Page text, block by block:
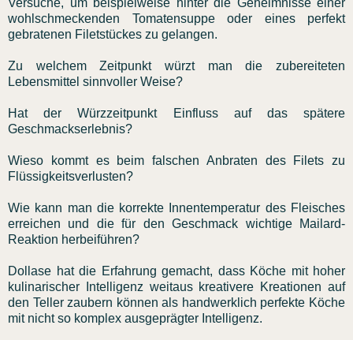
wohlschmeckenden Tomatensuppe oder eines perfekt
gebratenen Filetstückes zu gelangen.
Zu welchem Zeitpunkt würzt man die zubereiteten
Lebensmittel sinnvoller Weise?
Hat der Würzzeitpunkt Einfluss auf das spätere
Geschmackserlebnis?
Wieso kommt es beim falschen Anbraten des Filets zu
Flüssigkeitsverlusten?
Wie kann man die korrekte Innentemperatur des Fleisches
erreichen und die für den Geschmack wichtige Mailard-
Reaktion herbeiführen?
Dollase hat die Erfahrung gemacht, dass Köche mit hoher
kulinarischer Intelligenz weitaus kreativere Kreationen auf
den Teller zaubern können als handwerklich perfekte Köche
mit nicht so komplex ausgeprägter Intelligenz.